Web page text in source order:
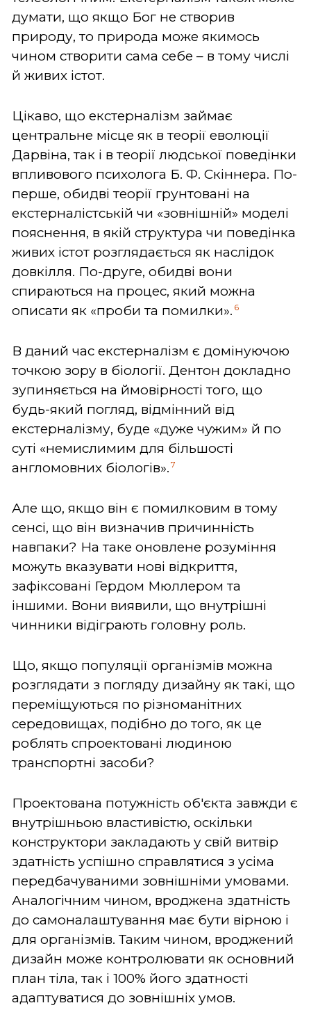
думати, що якщо Бог не створив
природу, то природа може якимось
чином створити сама себе – в тому числі
й живих істот.
Цікаво, що екстерналізм займає
центральне місце як в теорії еволюції
Дарвіна, так і в теорії людської поведінки
впливового психолога Б. Ф. Скіннера. По-
перше, обидві теорії грунтовані на
екстерналістській чи «зовнішній» моделі
пояснення, в якій структура чи поведінка
живих істот розглядається як наслідок
довкілля. По-друге, обидві вони
спираються на процес, який можна
описати як «проби та помилки». 6
В даний час екстерналізм є домінуючою
точкою зору в біології. Дентон докладно
зупиняється на ймовірності того, що
будь-який погляд, відмінний від
екстерналізму, буде «дуже чужим» й по
суті «немислимим для більшості
англомовних біологів». 7
Але що, якщо він є помилковим в тому
сенсі, що він визначив причинність
навпаки? На таке оновлене розуміння
можуть вказувати нові відкриття,
зафіксовані Гердом Мюллером та
іншими. Вони виявили, що внутрішні
чинники відіграють головну роль.
Що, якщо популяції організмів можна
розглядати з погляду дизайну як такі, що
переміщуються по різноманітних
середовищах, подібно до того, як це
роблять спроектовані людиною
транспортні засоби?
Проектована потужність об'єкта завжди є
внутрішньою властивістю, оскільки
конструктори закладають у свій витвір
здатність успішно справлятися з усіма
передбачуваними зовнішніми умовами.
Аналогічним чином, вроджена здатність
до самоналаштування має бути вірною і
для організмів. Таким чином, вроджений
дизайн може контролювати як основний
план тіла, так і 100% його здатності
адаптуватися до зовнішніх умов.